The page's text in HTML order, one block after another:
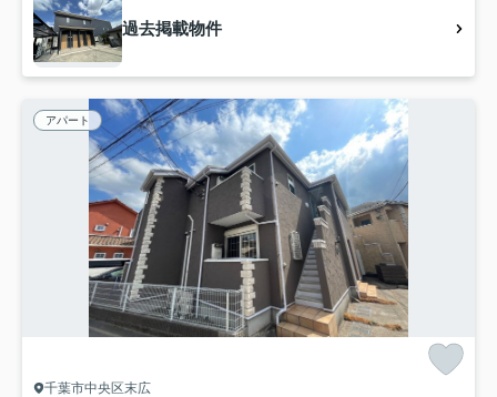
過去掲載物件
アパート
千葉市中央区末広